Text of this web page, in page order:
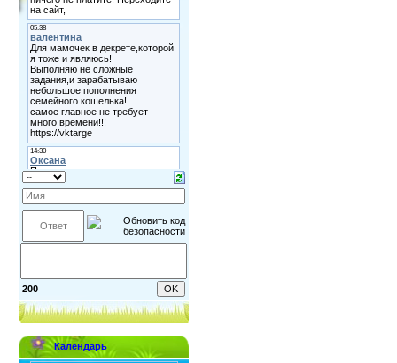
200
Календарь